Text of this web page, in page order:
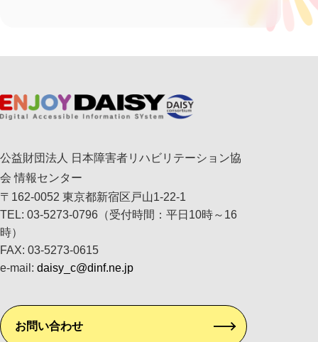
公益財団法人 日本障害者リハビリテーション協
会 情報センター
〒162-0052 東京都新宿区戸山1-22-1
TEL: 03-5273-0796（受付時間：平日10時～16
時）
FAX: 03-5273-0615
e-mail: daisy_c@dinf.ne.jp
お問い合わせ